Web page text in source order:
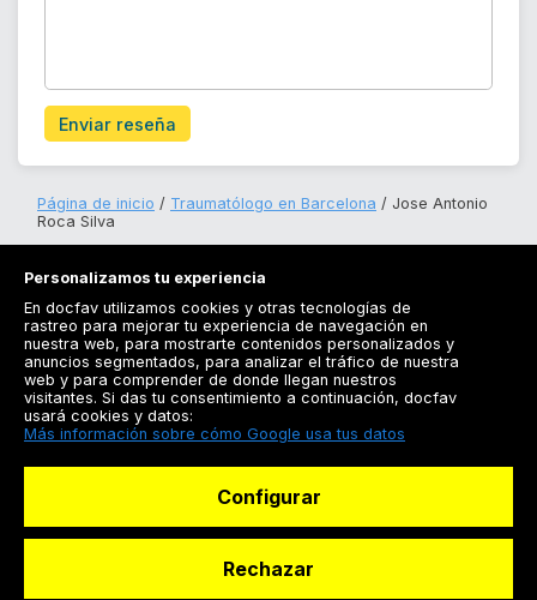
Enviar reseña
Página de inicio Traumatólogo en Barcelona
Jose Antonio
Roca Silva
Registrarse
Docfav
Personalizamos tu experiencia
En docfav utilizamos cookies y otras tecnologías de
rastreo para mejorar tu experiencia de navegación en
nuestra web, para mostrarte contenidos personalizados y
anuncios segmentados, para analizar el tráfico de nuestra
web y para comprender de donde llegan nuestros
visitantes. Si das tu consentimiento a continuación, docfav
usará cookies y datos:
Más información sobre cómo Google usa tus datos
Configurar
Rechazar